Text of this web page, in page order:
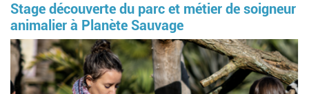
Stage découverte du parc et métier de soigneur
animalier à Planète Sauvage